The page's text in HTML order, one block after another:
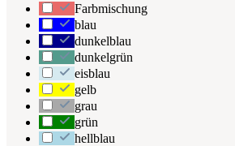
Farbmischung
blau
dunkelblau
dunkelgrün
eisblau
gelb
grau
grün
hellblau